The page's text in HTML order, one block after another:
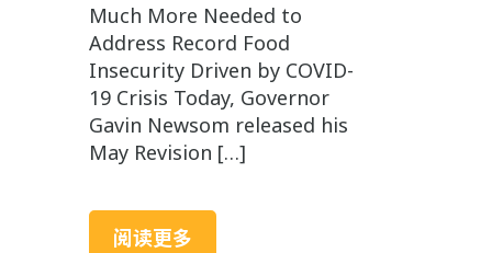
Much More Needed to
Address Record Food
Insecurity Driven by COVID-
19 Crisis Today, Governor
Gavin Newsom released his
May Revision […]
阅读更多